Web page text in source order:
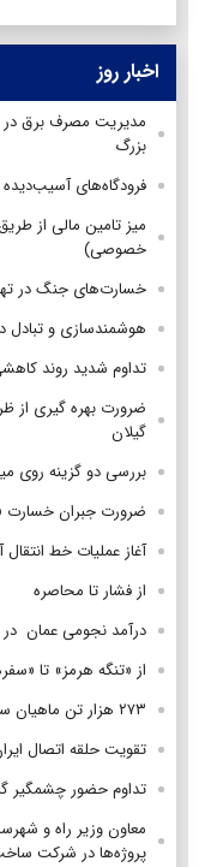
اخبار روز
مدیریت مصرف برق در
بزرگ
فرودگاه‌های آسیب‌دیده
میز تامین مالی از
خصوصی)
خسارت‌های جنگ در
هوشمندسازی و تبادل
تداوم شدید روند
ضرورت بهره گیری از
گیلان
بررسی دو گزینه روی
ضرورت جبران خسارت
آغاز عملیات خط
از فشار تا محاصره
درآمد نجومی عمان در
از «تنگه هرمز» تا
۲۷۳ هزار تن ماهیان سردآبی در کشور تولید شد
تقویت حلقه اتصال
تداوم حضور چشمگیر
معاون وزیر راه و
پروژه‌ها در شرکت